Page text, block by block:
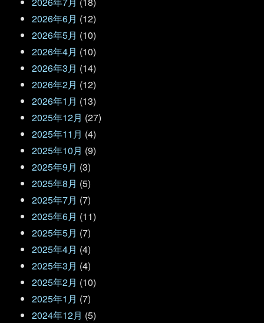
2026年6月 (12)
2026年5月 (10)
2026年4月 (10)
2026年3月 (14)
2026年2月 (12)
2026年1月 (13)
2025年12月 (27)
2025年11月 (4)
2025年10月 (9)
2025年9月 (3)
2025年8月 (5)
2025年7月 (7)
2025年6月 (11)
2025年5月 (7)
2025年4月 (4)
2025年3月 (4)
2025年2月 (10)
2025年1月 (7)
2024年12月 (5)